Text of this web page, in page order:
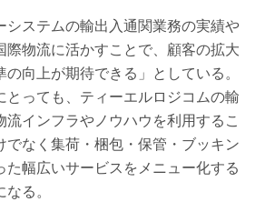
システムの輸出入通関業務の実績や
際物流に活かすことで、顧客の拡大
向上が期待できる」としている。
とっても、ティーエルロジコムの輸
インフラやノウハウを利用するこ
でなく集荷・梱包・保管・ブッキン
た幅広いサービスをメニュー化する
る。